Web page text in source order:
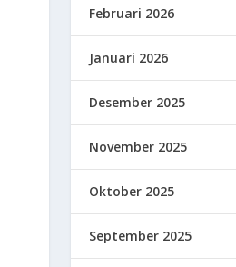
Februari 2026
Januari 2026
Desember 2025
November 2025
Oktober 2025
September 2025